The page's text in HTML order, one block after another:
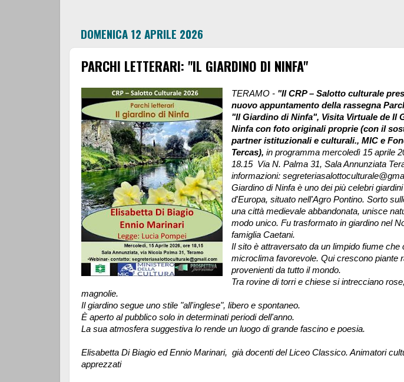
DOMENICA 12 APRILE 2026
PARCHI LETTERARI: "IL GIARDINO DI NINFA"
TERAMO - "Il CRP – Salotto culturale
nuovo appuntamento della rassegna
"Il Giardino di Ninfa", Visita Virtuale de Il
Ninfa con foto originali proprie (con il
partner istituzionali e culturali., MIC e
Tercas), in programma mercoledì 15 aprile
18.15 Via N. Palma 31, Sala Annunziata
informazioni:
Giardino di Ninfa è uno dei più celebri
d'Europa, situato nell'Agro Pontino. Sorto
una città medievale abbandonata, unisce
modo unico. Fu trasformato in giardino nel
famiglia Caetani.
Il sito è attraversato da un limpido fiume che
microclima favorevole. Qui crescono piante
provenienti da tutto il mondo.
Tra rovine di torri e chiese si intrecciano
magnolie.
Il giardino segue uno stile "all'inglese", libero e spontaneo.
È aperto al pubblico solo in determinati periodi dell'anno.
La sua atmosfera suggestiva lo rende un luogo di grande fascino e poesia.
Elisabetta Di Biagio ed Ennio Marinari, già docenti del Liceo Classico. Animatori
apprezzati